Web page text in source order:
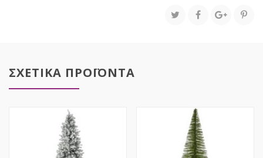
ποσότητα
ΣΧΕΤΙΚΑ ΠΡΟΪΟΝΤΑ